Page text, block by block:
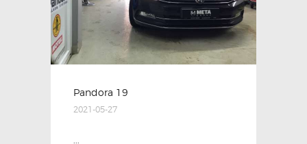
Pandora 19
2021-05-27